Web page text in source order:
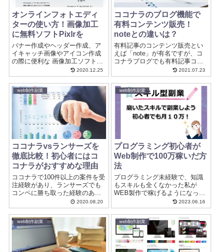
オンラインフォトエディ
ターの使い方！画像加工
に無料ソフトPixlrを
バナー作成やヘッダー作成、ア
イキャッチ画像やアイコン作成
の際に便利な 画像加工ソフトの
使い方を紹介します。
Photoshopなどの画像加工ソフ
トが有名ですが、 今回は、無料
で高機能なオンラインフォトエ
ディターPixlrの使い方について
紹介します。
2020.12.25
ココナラのブログ機能で
有料コンテンツ販売！
noteとの違いは？
有料記事のコンテンツ販売とい
えば「note」が有名ですが、コ
コナラブログでも有料記事コン
テンツ販売が可能です。 今回
は、ココナラのブログ機能の活
用方法とnoteとの違いについて
も詳しく解説していきたいと思
います。
2021.07.23
web制作副業
ココナラvsランサーズを
徹底比較！初心者にはコ
コナラがおすすめな理由
ココナラで100件以上の案件を受
注経験があり、ランサーズでも
コンペに勝ち取った経験のある
私が カテゴリの種類、手数料の
違い、報酬の受け取り方法の違
い、サービスの売れやすさ、画
面操作のしやすさ、初心者の参
入しやすさなどの観点からココ
ナラとランサーズを徹底比較し
ていきます。
2020.08.20
web制作副業
プログラミング初心者が
Web制作で100万稼いだ方
法
プログラミング未経験で、知識
もスキルも全くなかった私が
WEB製作で稼げるようになっ
た、実際の私の経験談をまとめ
ました。これからプログラミン
グを勉強してみたい、プログラ
ミングの知識がないけどプログ
ラミングで稼ぎたいという方の
参考になればと思います。
2023.06.16
web制作副業 web制作副業